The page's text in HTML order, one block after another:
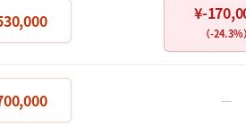
¥-
（-24.3%）
－